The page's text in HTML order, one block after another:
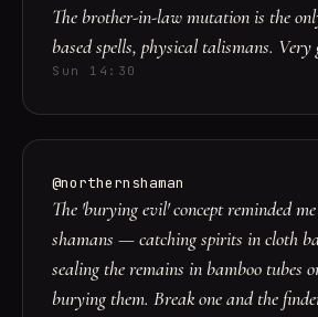
The brother-in-law mutation is the
based spells, physical talismans. Very
Sun 14:30
@northernshaman
The 'burying evil' concept reminded
shamans — catching spirits in cloth
sealing the remains in bamboo tubes
burying them. Break one and the